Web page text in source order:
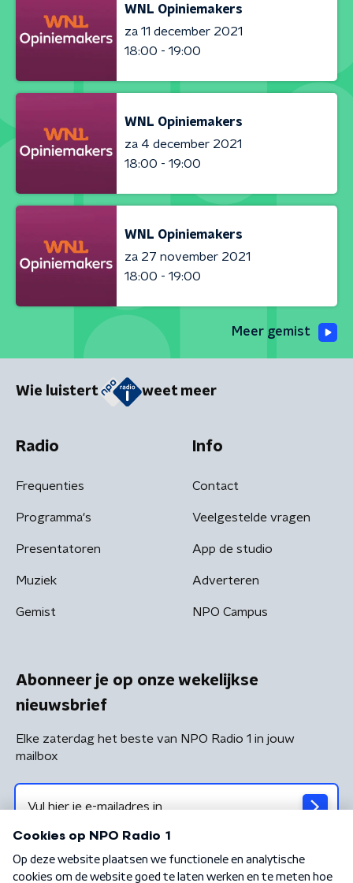
WNL Opiniemakers
za 11 december 2021
18:00 - 19:00
WNL Opiniemakers
za 4 december 2021
18:00 - 19:00
WNL Opiniemakers
za 27 november 2021
18:00 - 19:00
Meer gemist
Wie luistert weet meer
Radio
Frequenties
Programma's
Presentatoren
Muziek
Gemist
Info
Contact
Veelgestelde vragen
App de studio
Adverteren
NPO Campus
Abonneer je op onze wekelijkse
nieuwsbrief
Elke zaterdag het beste van NPO Radio 1 in jouw
mailbox